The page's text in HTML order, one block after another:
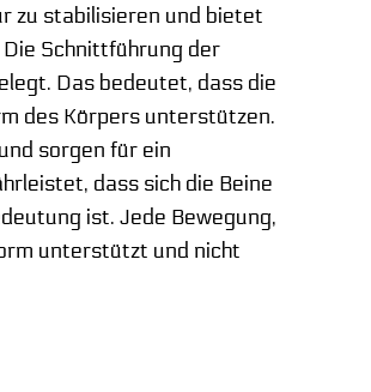
zu stabilisieren und bietet
Schnittführung der
Das bedeutet, dass die
des Körpers unterstützen.
sorgen für ein
dass sich die Beine
ist. Jede Bewegung,
unterstützt und nicht